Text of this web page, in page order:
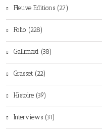
Fleuve Editions (27)
Folio (228)
Gallimard (38)
Grasset (22)
Histoire (39)
Interviews (31)